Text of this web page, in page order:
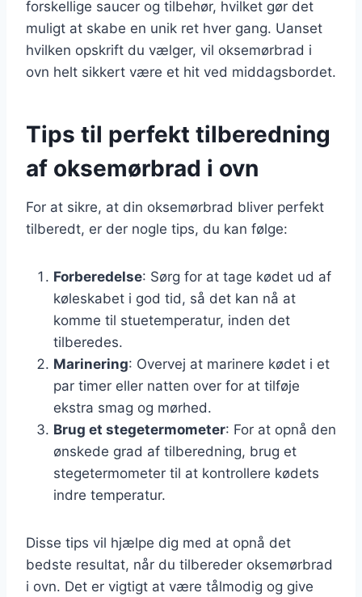
forskellige saucer og tilbehør, hvilket gør det
muligt at skabe en unik ret hver gang. Uanset
hvilken opskrift du vælger, vil oksemørbrad i
ovn helt sikkert være et hit ved middagsbordet.
Tips til perfekt tilberedning
af oksemørbrad i ovn
For at sikre, at din oksemørbrad bliver perfekt
tilberedt, er der nogle tips, du kan følge:
Forberedelse: Sørg for at tage kødet ud af
køleskabet i god tid, så det kan nå at
komme til stuetemperatur, inden det
tilberedes.
Marinering: Overvej at marinere kødet i et
par timer eller natten over for at tilføje
ekstra smag og mørhed.
Brug et stegetermometer: For at opnå den
ønskede grad af tilberedning, brug et
stegetermometer til at kontrollere kødets
indre temperatur.
Disse tips vil hjælpe dig med at opnå det
bedste resultat, når du tilbereder oksemørbrad
i ovn. Det er vigtigt at være tålmodig og give